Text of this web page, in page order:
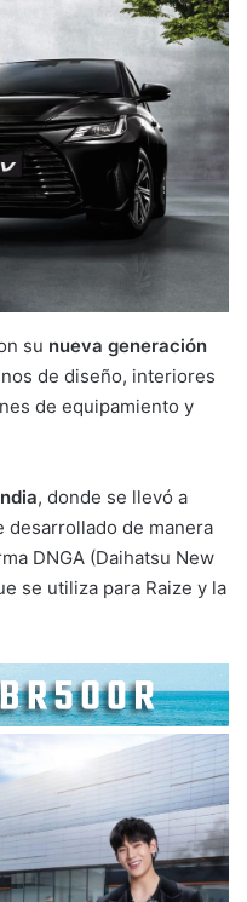
su nueva generación
de diseño, interiores
de equipamiento y
, donde se llevó a
desarrollado de manera
DNGA (Daihatsu New
se utiliza para Raize y la